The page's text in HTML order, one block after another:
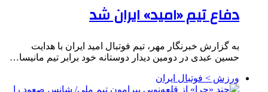
دفاع تیم «امید» ایران شد
به گزارش خبرنگار مهر، تیم فوتبال امید ایران با هدایت
حسین عبدی در دومین دیدار دوستانه خود برابر تیم مانیسا…
ورزش > فوتبال ایران